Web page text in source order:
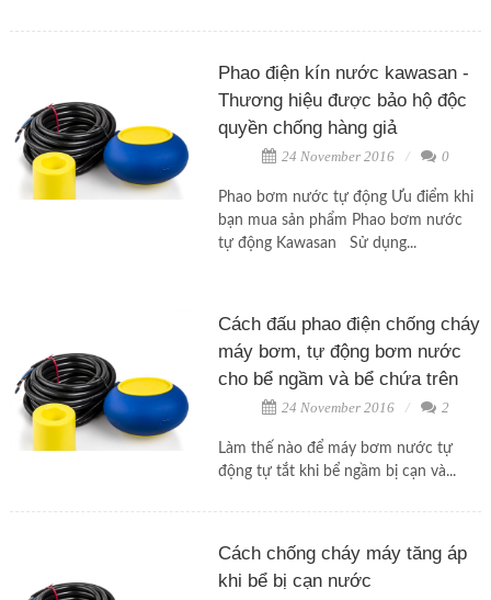
Phao điện kín nước kawasan -
Thương hiệu được bảo hộ độc
quyền chống hàng giả
24 November 2016 0
Phao bơm nước tự động Ưu điểm khi
bạn mua sản phẩm Phao bơm nước
tự động Kawasan Sử dụng...
Cách đấu phao điện chống cháy
máy bơm, tự động bơm nước
cho bể ngầm và bể chứa trên
24 November 2016 2
Làm thế nào để máy bơm nước tự
động tự tắt khi bể ngầm bị cạn và...
Cách chống cháy máy tăng áp
khi bể bị cạn nước